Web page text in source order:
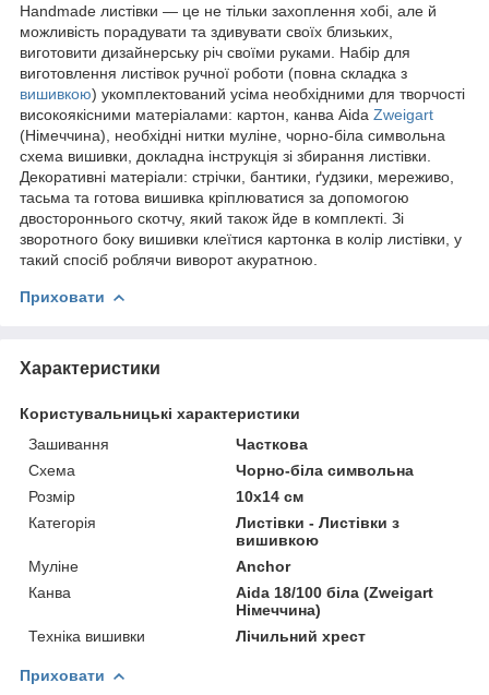
Handmade листівки — це не тільки захоплення хобі, але й
можливість порадувати та здивувати своїх близьких,
виготовити дизайнерську річ своїми руками. Набір для
виготовлення листівок ручної роботи (повна складка з
вишивкою) укомплектований усіма необхідними для творчості
високоякісними матеріалами: картон, канва Aida Zweigart
(Німеччина), необхідні нитки муліне, чорно-біла символьна
схема вишивки, докладна інструкція зі збирання листівки.
Декоративні матеріали: стрічки, бантики, ґудзики, мереживо,
тасьма та готова вишивка кріплюватися за допомогою
двостороннього скотчу, який також йде в комплекті. Зі
зворотного боку вишивки клеїтися картонка в колір листівки, у
такий спосіб роблячи виворот акуратною.
Приховати
Характеристики
Користувальницькі характеристики
Зашивання
Часткова
Схема
Чорно-біла символьна
Розмір
10x14 см
Категорія
Листівки - Листівки з
вишивкою
Муліне
Anchor
Канва
Aida 18/100 біла (Zweigart
Німеччина)
Техніка вишивки
Лічильний хрест
Приховати